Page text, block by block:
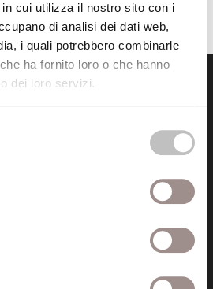
cui utilizza il nostro sito con i
di analisi dei dati web,
i quali potrebbero combinarle
ha fornito loro o che hanno
dei loro servizi.